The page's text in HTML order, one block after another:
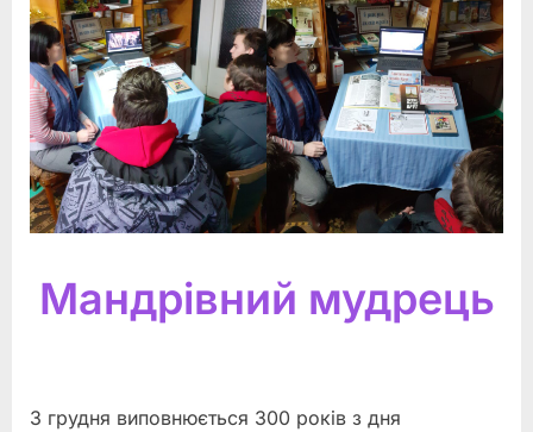
Мандрівний мудрець
3 грудня виповнюється 300 років з дня